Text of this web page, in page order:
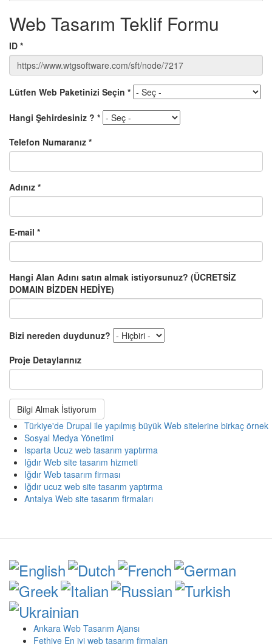
Web Tasarım Teklif Formu
ID *
Lütfen Web Paketinizi Seçin *
Hangi Şehirdesiniz ? *
Telefon Numaranız *
Adınız *
E-mail *
Hangi Alan Adını satın almak istiyorsunuz? (ÜCRETSİZ
DOMAIN BİZDEN HEDİYE)
Bizi nereden duydunuz?
Proje Detaylarınız
Bilgi Almak İstiyorum
Türkiye'de Drupal ile yapılmış büyük Web sitelerine birkaç örnek
Sosyal Medya Yönetimi
Isparta Ucuz web tasarım yaptırma
Iğdır Web site tasarım hizmeti
Iğdır Web tasarım firması
Iğdır ucuz web site tasarım yaptırma
Antalya Web site tasarım firmaları
Ankara Web Tasarım Ajansı
Fethiye En iyi web tasarım firmaları